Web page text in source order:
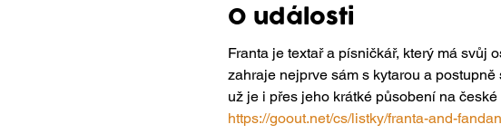
O události
Franta je textař a písničkář, který má svůj
zahraje nejprve sám s kytarou a
už je i přes jeho krátké působení na
https://goout.net/cs/listky/franta-and-